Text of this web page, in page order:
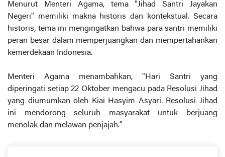
Menurut Menteri Agama, tema "Jihad Santri Jayakan
Negeri" memiliki makna historis dan kontekstual. Secara
historis, tema ini mengingatkan bahwa para santri memiliki
peran besar dalam memperjuangkan dan mempertahankan
kemerdekaan Indonesia.
Menteri Agama menambahkan, "Hari Santri yang
diperingati setiap 22 Oktober mengacu pada Resolusi Jihad
yang diumumkan oleh Kiai Hasyim Asyari. Resolusi Jihad
ini mendorong seluruh masyarakat untuk berjuang
menolak dan melawan penjajah."